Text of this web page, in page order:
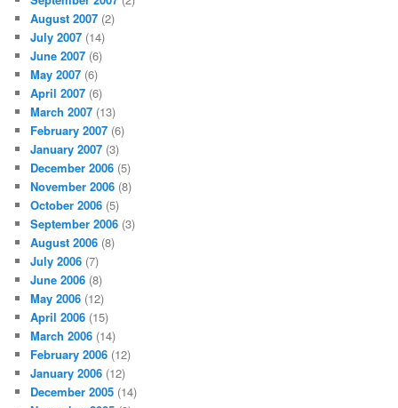
August 2007 (2)
July 2007 (14)
June 2007 (6)
May 2007 (6)
April 2007 (6)
March 2007 (13)
February 2007 (6)
January 2007 (3)
December 2006 (5)
November 2006 (8)
October 2006 (5)
September 2006 (3)
August 2006 (8)
July 2006 (7)
June 2006 (8)
May 2006 (12)
April 2006 (15)
March 2006 (14)
February 2006 (12)
January 2006 (12)
December 2005 (14)